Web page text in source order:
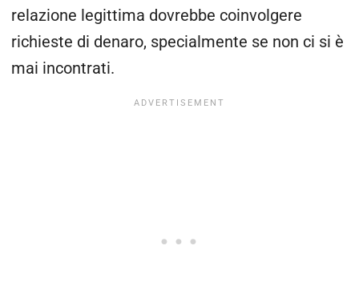
relazione legittima dovrebbe coinvolgere
richieste di denaro, specialmente se non ci si è
mai incontrati.